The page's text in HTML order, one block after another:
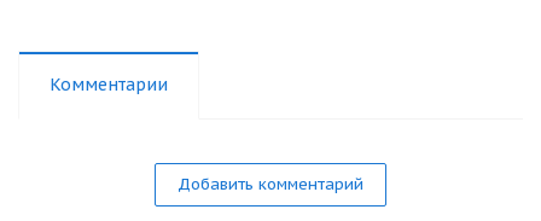
Комментарии
Добавить комментарий